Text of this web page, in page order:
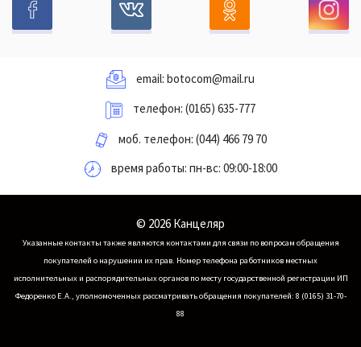
email: botocom@mail.ru
телефон: (0165) 635-777
моб. телефон: (044) 466 79 70
время работы: пн-вс: 09:00-18:00
© 2026 Канцеляр
Указанные контакты также являются контактами для связи по вопросам обращения
покупателей о нарушении их прав. Номер телефона работников местных
исполнительных и распорядительных органов по месту государственной регистрации ИП
Федоренко Е.А., уполномоченных рассматривать обращения покупателей: 8 (0165) 31-70-
88